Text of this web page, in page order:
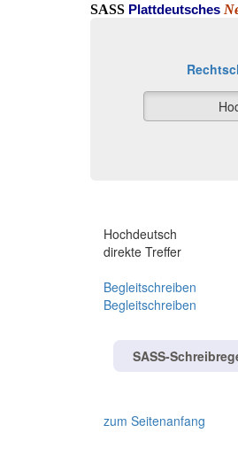
SASS Plattdeutsches
Hochdeutsch
direkte Treffer
Begleitschreiben
Begleitschreiben
SASS-
zum Seitenanfang